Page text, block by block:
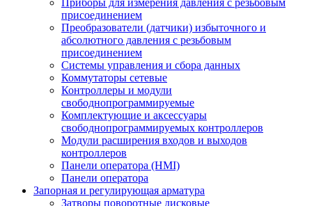
Приборы для измерения давления с резьбовым
присоединением
Преобразователи (датчики) избыточного и
абсолютного давления с резьбовым
присоединением
Системы управления и сбора данных
Коммутаторы сетевые
Контроллеры и модули
свободнопрограммируемые
Комплектующие и аксессуары
свободнопрограммируемых контроллеров
Модули расширения входов и выходов
контроллеров
Панели оператора (HMI)
Панели оператора
Запорная и регулирующая арматура
Затворы поворотные дисковые